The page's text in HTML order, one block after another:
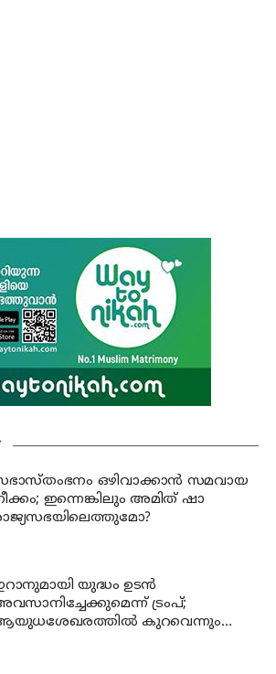
ഒഴിവാക്കാൻ സമവായ
ഇന്നെങ്കിലും അമിത് ഷാ
യുദ്ധം ഉടൻ
ട്രംപ്;
കുറവെന്നും